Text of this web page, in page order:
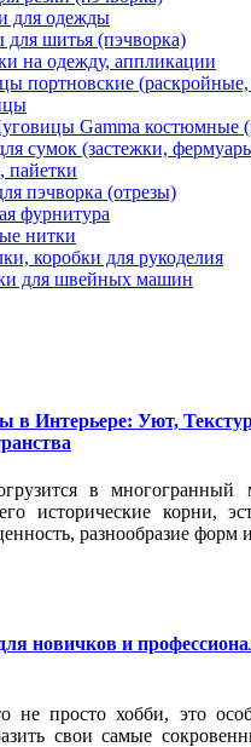
для одежды
шитья (пэчворка)
на одежду, аппликации
портновские (раскройные,
Gamma костюмные
сумок (застежки,
пайетки
пэчворка (отрезы)
фурнитура
нитки
коробки для рукоделия
для швейных машин
в Интерьере: Уют,
в многогранный
исторические корни,
разнообразие форм
новичков и
просто хобби, это
свои самые